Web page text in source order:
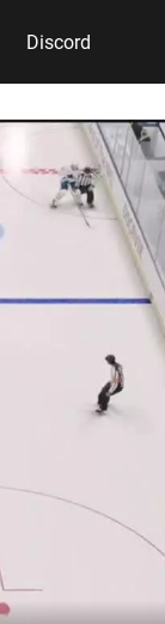
Discord